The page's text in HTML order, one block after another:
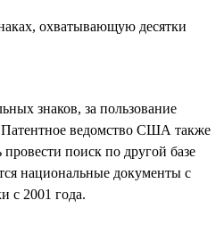
охватывающую десятки
знаков, за пользование
ведомство США также
поиск по другой базе
национальные документы с
с 2001 года.